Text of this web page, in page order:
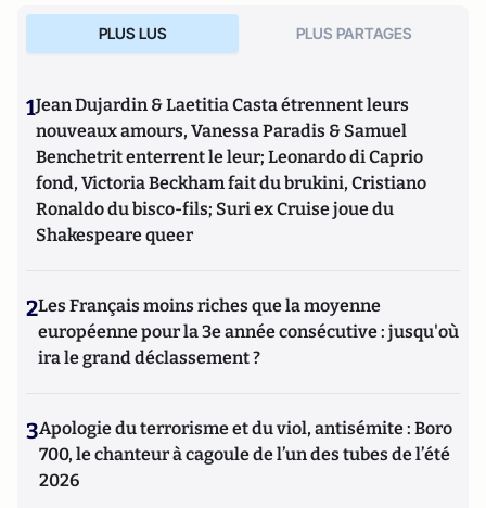
PLUS LUS PLUS PARTAGES
1Jean Dujardin & Laetitia Casta étrennent leurs
nouveaux amours, Vanessa Paradis & Samuel
Benchetrit enterrent le leur; Leonardo di Caprio
fond, Victoria Beckham fait du brukini, Cristiano
Ronaldo du bisco-fils; Suri ex Cruise joue du
Shakespeare queer
2Les Français moins riches que la moyenne
européenne pour la 3e année consécutive : jusqu'où
ira le grand déclassement ?
3Apologie du terrorisme et du viol, antisémite : Boro
700, le chanteur à cagoule de l’un des tubes de l’été
2026